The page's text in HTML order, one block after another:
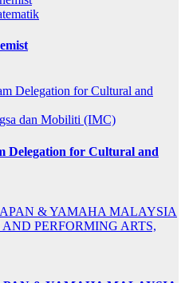
dan Mobiliti (IMC)
Delegation for Cultural and